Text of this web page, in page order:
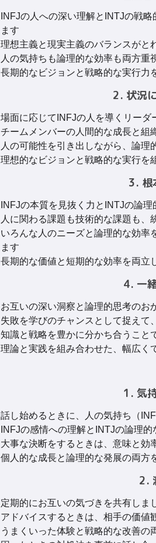
INFJの人への深い理解とINTJの戦
ます
理想主義と現実主義のバランスがと
人の気持ちも論理的な効率も両方
長期的なビジョンと戦略的な実行力
2. 状況
場面に応じてINFJの人を導くリー
チームメンバーの人間的な成長と組
人の可能性を引き出しながら、論理
理想的なビジョンと戦略的な実行を
3. 根
INFJの本質を見抜く力とINTJの論
人に関わる課題も技術的な課題も、
いろんな人のニーズと論理的な効率
ます
長期的な価値と短期的な効率を両立
4. 一
お互いの深い洞察と論理的思考のお
失敗を学びのチャンスとして捉えて
知識と戦略を豊かに分かち合うこと
理論と実践を組み合わせた、幅広く
1. 気
話し始めるときに、人の気持ち（
INFJの感情への理解とINTJの論理
大事な決断をするときは、意味と効
個人的な成長と論理的な発展の両方
2.
定期的にお互いの気づきを共有しま
アドバイスするときは、相手の価値
うまくいった体験と戦略的な改善の